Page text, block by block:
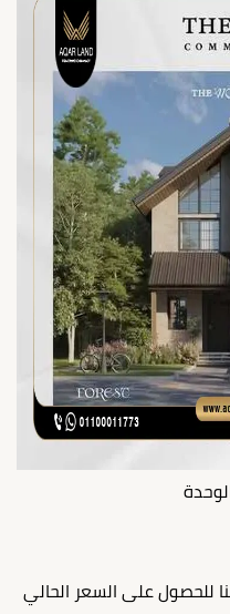
للحصول على السعر الحالي